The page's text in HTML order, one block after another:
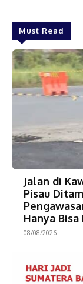
Must Read
Jalan di
Pisau
Hanya
08/08/2026